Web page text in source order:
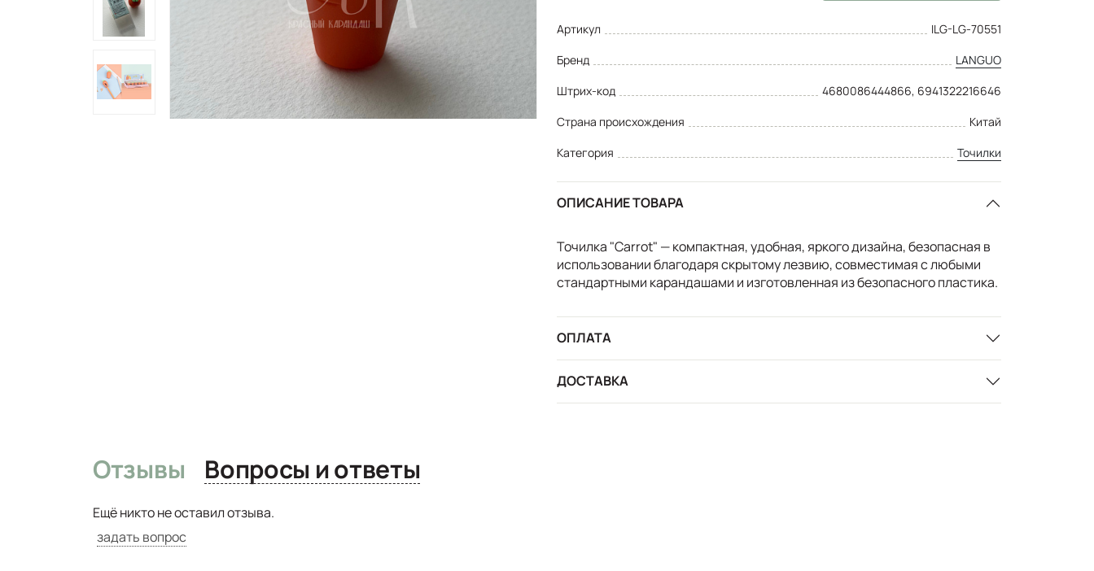
Артикул
ILG-LG-70551
Бренд
LANGUO
Штрих-код
4680086444866, 6941322216646
Страна происхождения
Китай
Категория
Точилки
ОПИСАНИЕ ТОВАРА
Точилка "Carrot" — компактная, удобная, яркого дизайна, безопасная в
использовании благодаря скрытому лезвию, совместимая с любыми
стандартными карандашами и изготовленная из безопасного пластика.
ОПЛАТА
ДОСТАВКА
Отзывы Вопросы и ответы
Ещё никто не оставил отзыва.
задать вопрос